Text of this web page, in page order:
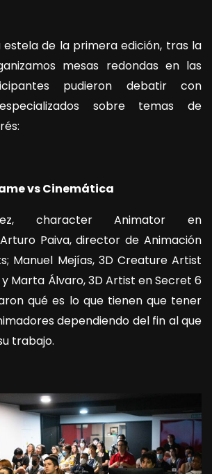
estela de la primera edición, tras la
mesas redondas en las
pudieron debatir con
sobre temas de
vs Cinemática
character Animator en
Paiva, director de Animación
Manuel Mejías, 3D Creature Artist
Marta Álvaro, 3D Artist en Secret 6
qué es lo que tienen que tener
dependiendo del fin al que
trabajo.